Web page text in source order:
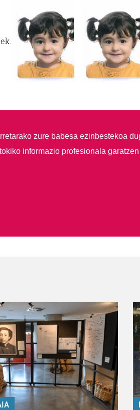
zure babesa ezinbestekoa
informazio profesionala garatzen